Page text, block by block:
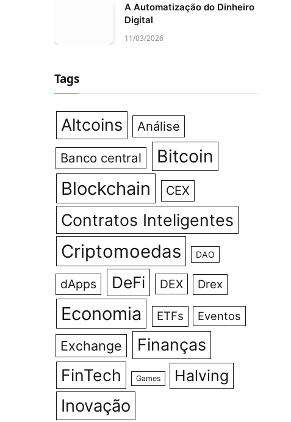
A Automatização do Dinheiro
Digital
11/03/2026
Tags
Altcoins Análise
Banco central
Bitcoin
Blockchain
CEX
Contratos Inteligentes
Criptomoedas DAO
dApps DeFi DEX Drex
Economia ETFs Eventos
Exchange Finanças
FinTech Games Halving
Inovação